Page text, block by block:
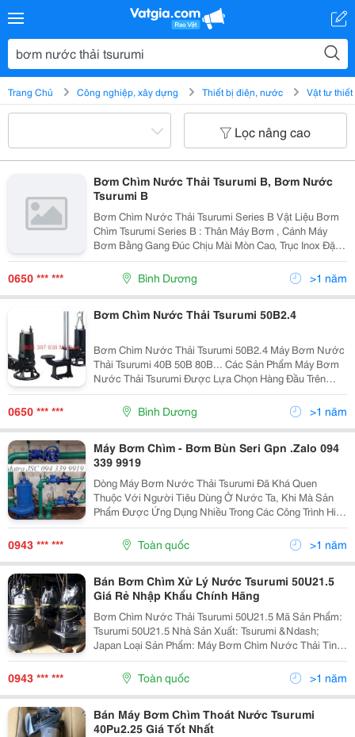
Trang Chủ Công nghiệp, xây dựng Thiết bị điện, nước Vật tư
Lọc nâng cao
Bơm Chìm Nước Thải Tsurumi B, Bơm Nước
Tsurumi B
Bơm Chìm Nước Thải Tsurumi Series B Vật Liệu Bơm
Chìm Tsurumi Series B : Thân Máy Bơm , Cánh Máy
Bơm Bằng Gang Đúc Chịu Mài Mòn Cao, Trục Inox Đặc
Trưng - Bơm Nước Thải Tsurumi Series B Một Cánh
Cho Các Model Từ 1Hp Đến 5Hp. - Bơm Nước Thải...
0650 *** *** Bình Dương >1 năm
Bơm Chìm Nước Thải Tsurumi 50B2.4
Bơm Chìm Nước Thải Tsurumi 50B2.4 Máy Bơm Nước
Thải Tsurumi 40B 50B 80B... Các Sản Phẩm Máy Bơm
Nước Thải Tsurumi Được Lựa Chọn Hàng Đầu Trên
Toàn Thế Giới. Được Nghiên Cứu Thiết Kế Và Phát
Triển Bởi Các Nhà Kỹ Sư Hàng Đầu Trên Thế Giới, Mỗi
0650 *** *** Bình Dương >1 năm
Máy Bơm Chìm - Bơm Bùn Seri Gpn .Zalo 094
339 9919
Dòng Máy Bơm Nước Thải Tsurumi Đã Khá Quen
Thuộc Với Người Tiêu Dùng Ở Nước Ta, Khi Mà Sản
Phẩm Được Ứng Dụng Nhiều Trong Các Công Trình Hiện
Nay. Cùng Là Sản Phẩm Của Thương Hiệu Tsurumi,
Dòng Máy Bơm Bùn Gpn Là Dòng Sản Phẩm Chuyên
Dụng Cho Việc...
0943 *** *** Toàn quốc >1 năm
Bán Bơm Chìm Xử Lý Nước Tsurumi 50U21.5
Giá Rẻ Nhập Khẩu Chính Hãng
Bơm Chìm Nước Thải Tsurumi 50U21.5 Mã Sản Phẩm:
Tsurumi 50U21.5 Nhà Sản Xuất: Tsurumi &Ndash;
Japan Loại Sản Phẩm: Máy Bơm Chìm Nước Thải Tình
Trạng: Còn Hàng Bảo Hành: 12 Tháng Giá: Liên Hệ
Hotline: 094 339 9919 Bơm Nước Thải Tsurumi...
0943 *** *** Toàn quốc >1 năm
Bán Máy Bơm Chìm Thoát Nước Tsurumi
40Pu2.25 Giá Tốt Nhất